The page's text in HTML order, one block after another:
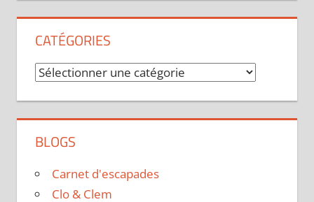
CATÉGORIES
Catégories
BLOGS
Carnet d'escapades
Clo & Clem